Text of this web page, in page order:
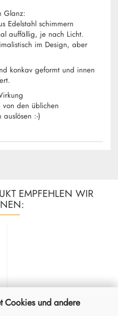
Cookies und andere
Glanz:
Edelstahl schimmern
auffällig, je nach Licht.
im Design, aber
konkav geformt und innen
den üblichen
:-)
EMPFEHLEN WIR